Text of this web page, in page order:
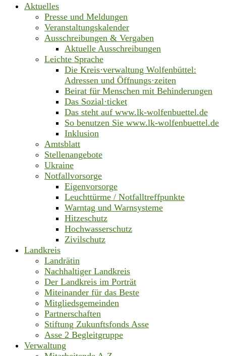
Aktuelles
Presse und Meldungen
Veranstaltungskalender
Ausschreibungen & Vergaben
Aktuelle Ausschreibungen
Leichte Sprache
Die Kreis·verwaltung Wolfenbüttel:
Adressen und Öffnungs·zeiten
Beirat für Menschen mit Behinderungen
Das Sozial·ticket
Das steht auf www.lk-wolfenbuettel.de
So benutzen Sie www.lk-wolfenbuettel.de
Inklusion
Amtsblatt
Stellenangebote
Ukraine
Notfallvorsorge
Eigenvorsorge
Leuchttürme / Notfalltreffpunkte
Warntag und Warnsysteme
Hitzeschutz
Hochwasserschutz
Zivilschutz
Landkreis
Landrätin
Nachhaltiger Landkreis
Der Landkreis im Porträt
Miteinander für das Beste
Mitgliedsgemeinden
Partnerschaften
Stiftung Zukunftsfonds Asse
Asse 2 Begleitgruppe
Verwaltung